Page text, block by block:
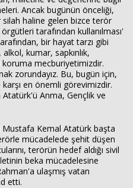
Ancak bugünün önceliği,
haline gelen bizce terör
tarafından kullanılması'
bir hayat tarzı gibi
kumar, sapkınlık,
koruma mecburiyetimizdir.
zorundayız. Bu, bugün için,
en önemli görevimizdir.
Anma, Gençlik ve
Mustafa Kemal Atatürk başta
mücadelede şehit düşen
terörün hedef aldığı sivil
beka mücadelesine
ulaşmış vatan
etti.